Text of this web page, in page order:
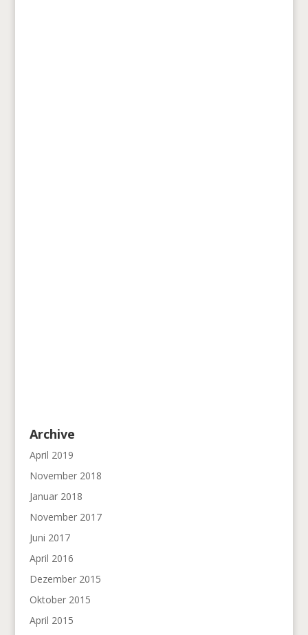
Archive
April 2019
November 2018
Januar 2018
November 2017
Juni 2017
April 2016
Dezember 2015
Oktober 2015
April 2015